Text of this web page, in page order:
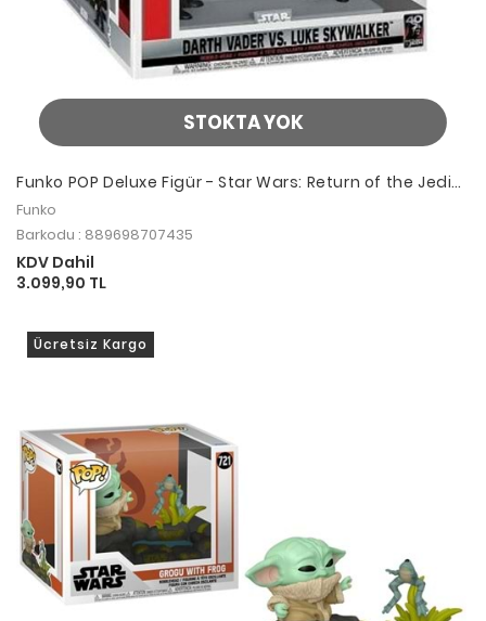
STOKTA YOK
Funko POP Deluxe Figür - Star Wars: Return of the Jedi
40th Anniversary, Darth Vader VS. Luke Skywalker
Funko
Barkodu : 889698707435
KDV Dahil
3.099,90 TL
Ücretsiz Kargo